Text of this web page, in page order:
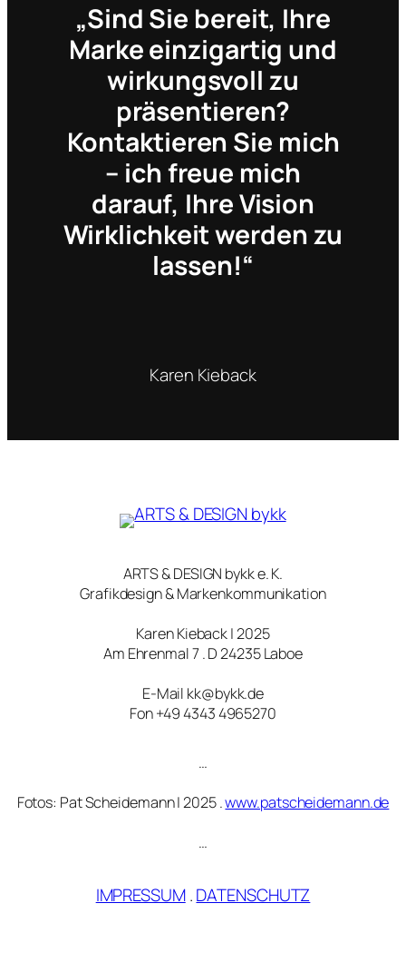
„Sind Sie bereit, Ihre
Marke einzigartig und
wirkungsvoll zu
präsentieren?
Kontaktieren Sie mich
– ich freue mich
darauf, Ihre Vision
Wirklichkeit werden zu
lassen!“
Karen Kieback
ARTS & DESIGN bykk e. K.
Grafikdesign & Markenkommunikation
Karen Kieback | 2025
Am Ehrenmal 7 . D 24235 Laboe
E-Mail kk@bykk.de
Fon +49 4343 4965270
…
Fotos: Pat Scheidemann | 2025 .www.patscheidemann.de
…
IMPRESSUM.DATENSCHUTZ